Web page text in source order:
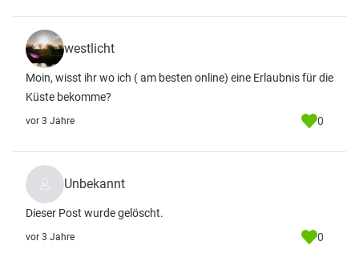
westlicht
Moin, wisst ihr wo ich ( am besten online) eine Erlaubnis für die
Küste bekomme?
vor 3 Jahre 0
Unbekannt
Dieser Post wurde gelöscht.
vor 3 Jahre 0